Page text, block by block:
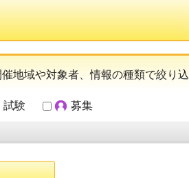
地域や対象者、情報の種類で絞り込
試験 募集